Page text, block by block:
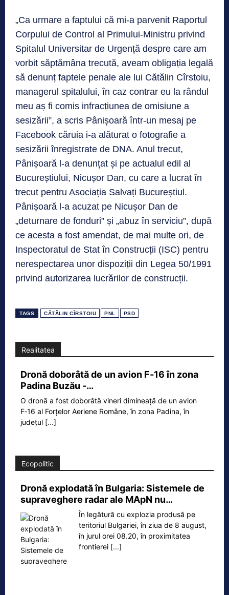
„Ca urmare a faptului că mi-a parvenit Raportul
Corpului de Control al Primului-Ministru privind
Spitalul Universitar de Urgență despre care am
vorbit săptămâna trecută, aveam obligația legală
să denunț faptele penale ale lui Cătălin Cîrstoiu,
managerul spitalului, în caz contrar eu la rândul
meu aș fi comis infracțiunea de omisiune a
sesizării”, a scris Pânișoară într-un mesaj pe
Facebook căruia i-a alăturat o fotografie a
sesizării înregistrate de DNA. Anul trecut,
Pânișoară l-a denunțat și pe actualul edil al
Bucureștiului, Nicușor Dan, cu care a lucrat în
trecut pentru Asociația Salvați Bucureștiul.
Pânișoară l-a acuzat pe Nicușor Dan de
„deturnare de fonduri” și „abuz în serviciu”, după
ce acesta a fost amendat, de mai multe ori, de
Inspectoratul de Stat în Construcții (ISC) pentru
nerespectarea unor dispoziții din Legea 50/1991
privind autorizarea lucrărilor de construcții.
TAGS CĂTĂLIN CÎRSTOIU PNL PSD
Realitatea
Dronă doborâtă de un avion F‑16 în zona
Padina Buzău -…
O dronă a fost doborâtă vineri dimineață de un avion
F‑16 al Forțelor Aeriene Române, în zona Padina, în
județul [...]
Ecopolitic
Dronă explodată în Bulgaria: Sistemele de
supraveghere radar ale MApN nu…
În legătură cu explozia produsă pe
teritoriul Bulgariei, în ziua de 8 august,
în jurul orei 08.20, în proximitatea
frontierei [...]